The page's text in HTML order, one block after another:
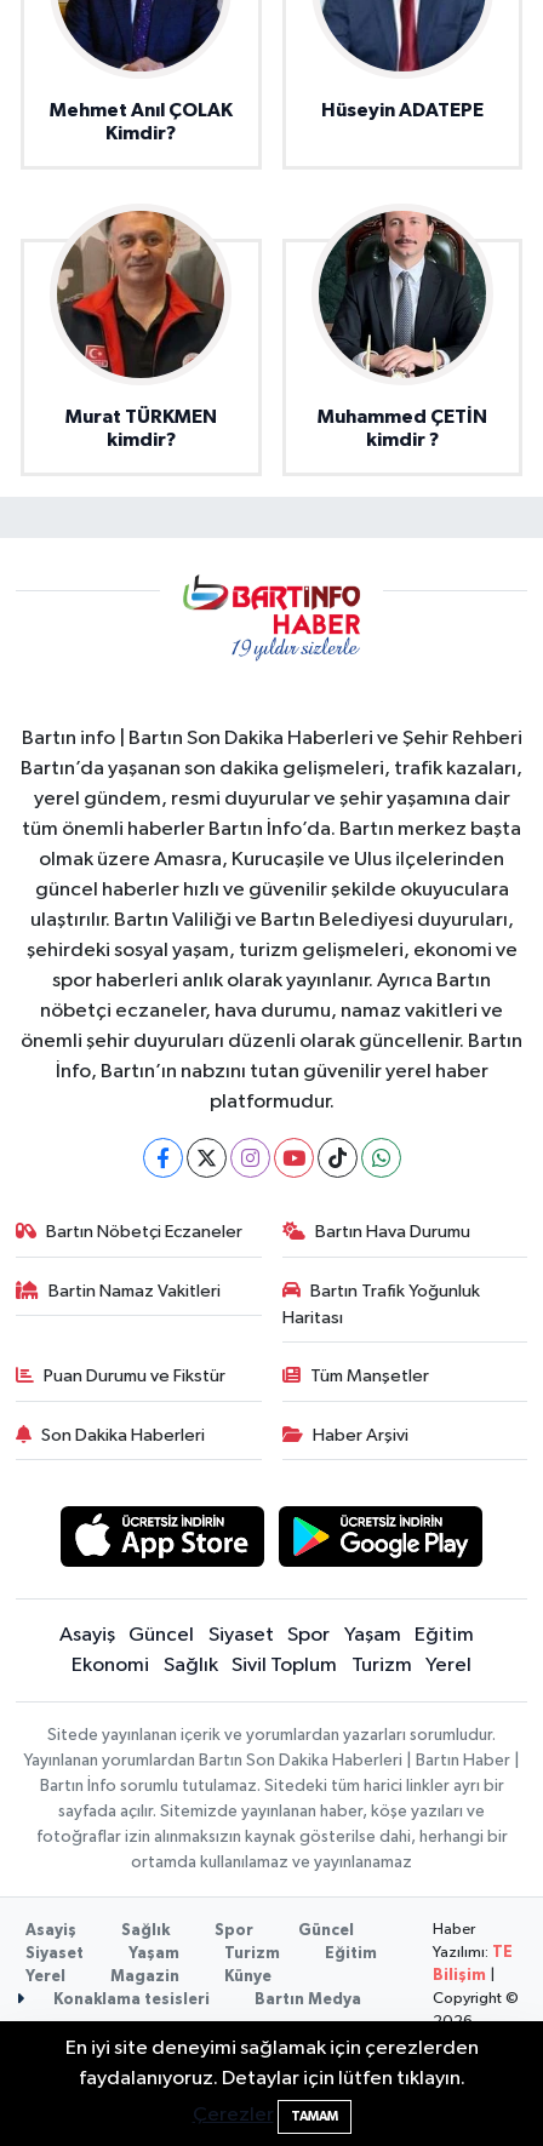
Mehmet Anıl ÇOLAK
Kimdir?
Hüseyin ADATEPE
Murat TÜRKMEN
kimdir?
Muhammed ÇETİN
kimdir ?
Bartın info | Bartın Son Dakika Haberleri ve Şehir Rehberi
Bartın’da yaşanan son dakika gelişmeleri, trafik kazaları,
yerel gündem, resmi duyurular ve şehir yaşamına dair
tüm önemli haberler Bartın İnfo’da. Bartın merkez başta
olmak üzere Amasra, Kurucaşile ve Ulus ilçelerinden
güncel haberler hızlı ve güvenilir şekilde okuyuculara
ulaştırılır. Bartın Valiliği ve Bartın Belediyesi duyuruları,
şehirdeki sosyal yaşam, turizm gelişmeleri, ekonomi ve
spor haberleri anlık olarak yayınlanır. Ayrıca Bartın
nöbetçi eczaneler, hava durumu, namaz vakitleri ve
önemli şehir duyuruları düzenli olarak güncellenir. Bartın
İnfo, Bartın’ın nabzını tutan güvenilir yerel haber
platformudur.
Bartın Nöbetçi Eczaneler Bartın Hava Durumu
Bartin Namaz Vakitleri
Bartın Trafik Yoğunluk
Haritası
Puan Durumu ve Fikstür Tüm Manşetler
Son Dakika Haberleri Haber Arşivi
Asayiş Güncel Siyaset Spor Yaşam
Eğitim
Ekonomi
Sağlık Sivil Toplum Turizm Yerel
Sitede yayınlanan içerik ve yorumlardan yazarları sorumludur.
Yayınlanan yorumlardan Bartın Son Dakika Haberleri | Bartın Haber |
Bartın İnfo sorumlu tutulamaz. Sitedeki tüm harici linkler ayrı bir
sayfada açılır. Sitemizde yayınlanan haber, köşe yazıları ve
fotoğraflar izin alınmaksızın kaynak gösterilse dahi, herhangi bir
ortamda kullanılamaz ve yayınlanamaz
Asayiş Sağlık Spor
Güncel
Siyaset
Yaşam Turizm
Eğitim
Yerel
Magazin
Künye
Konaklama tesisleri
Bartın Medya
Haber
Yazılımı: TE
Bilişim
Copyright ©
2026
En iyi site deneyimi sağlamak için çerezlerden
faydalanıyoruz. Detaylar için lütfen tıklayın.
Çerezler
TAMAM
2 Buzağı Hediyeli Bal Festivalinde Hande
Ünsal Sahne Alacak